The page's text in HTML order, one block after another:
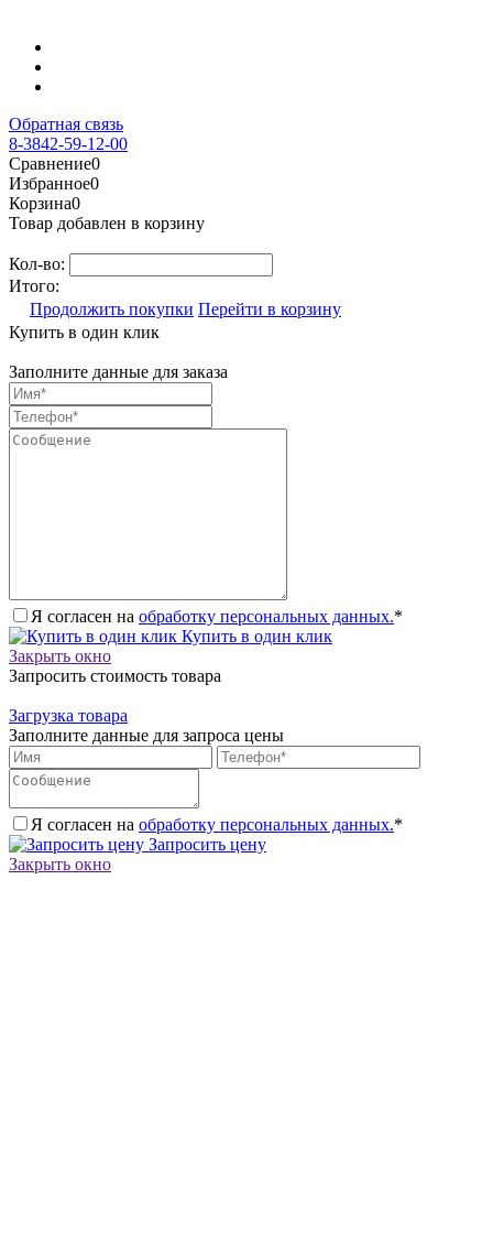
Обратная связь
8-3842-59-12-00
Сравнение0
Избранное0
Корзина0
Товар добавлен в корзину
Кол-во:
Итого:
Продолжить покупки Перейти в корзину
Купить в один клик
Заполните данные для заказа
Я согласен на обработку персональных данных.*
Купить в один клик
Закрыть окно
Запросить стоимость товара
Загрузка товара
Заполните данные для запроса цены
Я согласен на обработку персональных данных.*
Запросить цену
Закрыть окно